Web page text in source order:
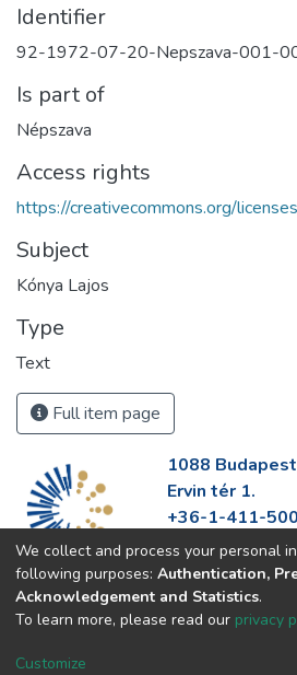
Identifier
92-1972-07-20-Nepszava-001-
Is part of
Népszava
Access rights
https://creativecommons.org/
Subject
Kónya Lajos
Type
Text
Full item page
1088
Ervin tér 1.
+36-1-411-
info@fszek.hu
https://fszek.hu
We collect and process your personal
following purposes: Authentication,
Acknowledgement and Statistics.
To learn more, please read our privacy
Customize